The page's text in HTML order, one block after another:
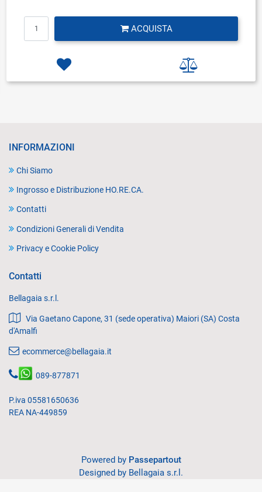
ACQUISTA
INFORMAZIONI
Chi Siamo
Ingrosso e Distribuzione HO.RE.CA.
Contatti
Condizioni Generali di Vendita
Privacy e Cookie Policy
Contatti
Bellagaia s.r.l.
Via Gaetano Capone, 31 (sede operativa) Maiori (SA) Costa
d'Amalfi
ecommerce@bellagaia.it
089-877871
P.iva 05581650636
REA NA-449859
Powered by Passepartout
Designed by Bellagaia s.r.l.